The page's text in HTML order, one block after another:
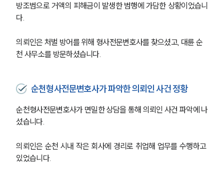
방조범으로 거액의 피해금이 발생한 범행에 가담한 상황이었습니
다.
의뢰인은 처벌 방어를 위해 형사전문변호사를 찾으셨고, 대륜 순
천 사무소를 방문하셨습니다.
순천형사전문변호사가 파악한 의뢰인 사건 정황
순천형사전문변호사가 면밀한 상담을 통해 의뢰인 사건 파악에 나
섰습니다.
의뢰인은 순천 시내 작은 회사에 경리로 취업해 업무를 수행하고
있었습니다.